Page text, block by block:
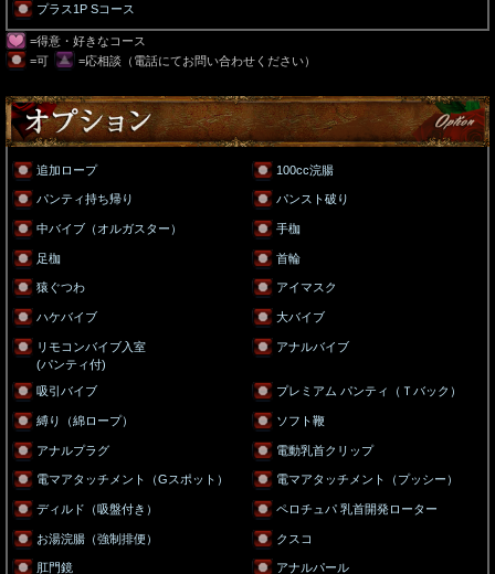
プラス1P Sコース
=得意・好きなコース
=可
=応相談（電話にてお問い合わせください）
追加ロープ 100cc浣腸
パンティ持ち帰り パンスト破り
中バイブ（オルガスター） 手枷
足枷 首輪
猿ぐつわ アイマスク
ハケバイブ 大バイブ
リモコンバイブ入室
(パンティ付)
アナルバイブ
吸引バイブ プレミアム パンティ（Ｔバック）
縛り（綿ロープ） ソフト鞭
アナルプラグ 電動乳首クリップ
電マアタッチメント（Gスポット） 電マアタッチメント（プッシー）
ディルド（吸盤付き） ペロチュパ 乳首開発ローター
お湯浣腸（強制排便） クスコ
肛門鏡 アナルパール